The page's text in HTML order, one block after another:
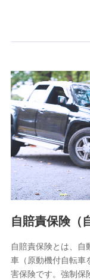
をお送りするため
分析するため
当社の対応品質向
個人情報保護
株式会社ドコモ
〒103-0013 東
ネット日本橋ビル
株式会社ドコモ・
個人情報の第
除き、第三者に提
業務の委託
当社は利用目的の
自賠責保険（
自賠責保険とは、自
車（原動機付自転車
害保険です。強制